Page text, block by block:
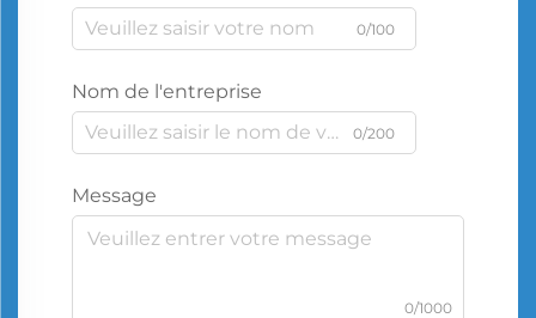
0/100
Nom de l'entreprise
0/200
Message
0/1000